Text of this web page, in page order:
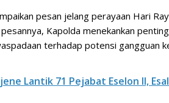
pesan jelang perayaan Hari
Kapolda menekankan
terhadap potensi gangguan
Lantik 71 Pejabat Eselon II,